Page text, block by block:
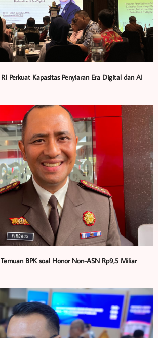
Perkuat Kapasitas Penyiaran Era Digital dan AI
BPK soal Honor Non-ASN Rp9,5 Miliar